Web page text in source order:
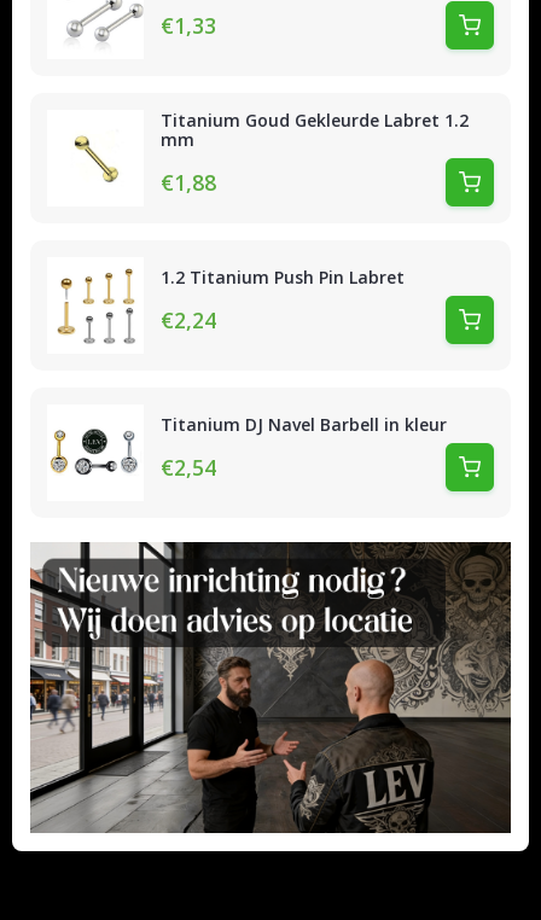
€1,33
Titanium Goud Gekleurde Labret 1.2
mm
€1,88
1.2 Titanium Push Pin Labret
€2,24
Titanium DJ Navel Barbell in kleur
€2,54